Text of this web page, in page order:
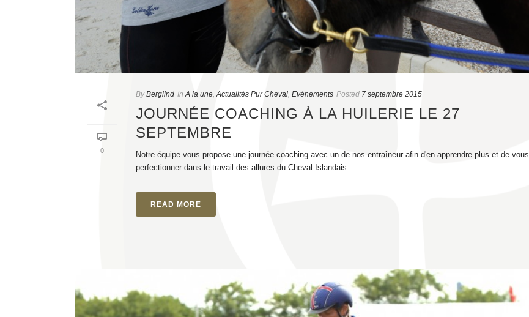
0
By Berglind In A la une Actualités Pur Cheval Evènements Posted 7 septembre 2015
JOURNÉE COACHING À LA HUILERIE LE 27
SEPTEMBRE
Notre équipe vous propose une journée coaching avec un de nos entraîneur afin d'en apprendre plus et de vous
perfectionner dans le travail des allures du Cheval Islandais.
READ MORE